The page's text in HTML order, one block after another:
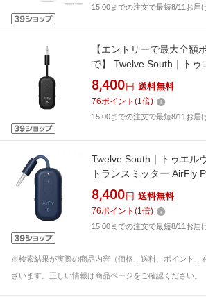
15:00までの注文で最短8/11お届
【エントリーで最大全額
で】 Twelve South｜トゥ
Bluetoothトランスミッタ
OT-000041
8,400 円 送料無料
76ポイント (1倍)
15:00までの注文で最短8/11お届
Twelve South｜トゥエル
トランスミッター AirFly
ー TWS-OT-000042
8,400 円 送料無料
76ポイント (1倍)
15:00までの注文で最短8/11お届
※検索結果が実際の商品内容（価格、送料、ポイント、
ざいます。正しい情報は商品ページをご確認ください。